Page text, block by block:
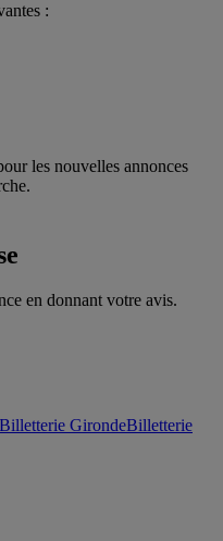
:
les nouvelles annonces
en donnant votre avis.
Billetterie GirondeBilletterie